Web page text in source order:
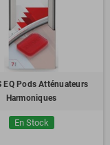
EQ Pods Atténuateurs
Harmoniques
En Stock